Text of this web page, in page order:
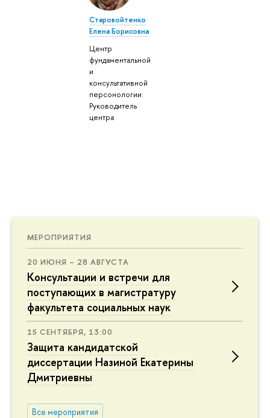
МЕРОПРИЯТИЯ
20 ИЮНЯ – 28 АВГУСТА
Консультации и встречи для
поступающих в магистратуру
факультета социальных наук
15 СЕНТЯБРЯ, 13:00
Защита кандидатской
диссертации Назиной Екатерины
Дмитриевны
Все мероприятия
Старовойтенко
Елена Борисовна
Центр
фундаментальной
и
консультативной
персонологии:
Руководитель
центра